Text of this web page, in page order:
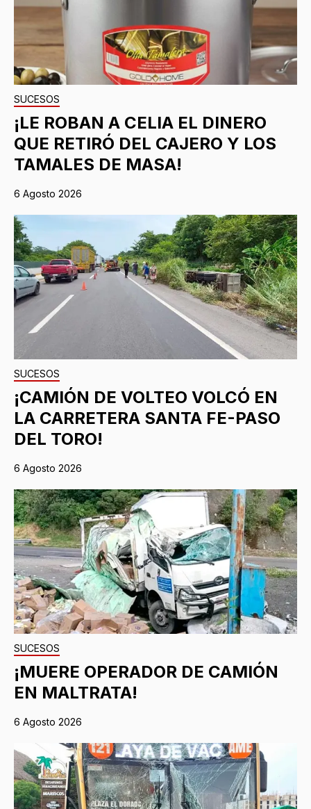
SUCESOS
¡LE ROBAN A CELIA EL DINERO
QUE RETIRÓ DEL CAJERO Y LOS
TAMALES DE MASA!
6 Agosto 2026
SUCESOS
¡CAMIÓN DE VOLTEO VOLCÓ EN
LA CARRETERA SANTA FE-PASO
DEL TORO!
6 Agosto 2026
SUCESOS
¡MUERE OPERADOR DE CAMIÓN
EN MALTRATA!
6 Agosto 2026